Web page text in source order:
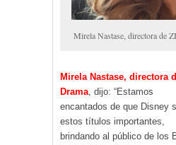
Mirela Nastase, directora de
Mirela Nastase, directora
Drama, dijo: “Estamos
encantados de que Disney
estos títulos importantes,
brindando al público de los